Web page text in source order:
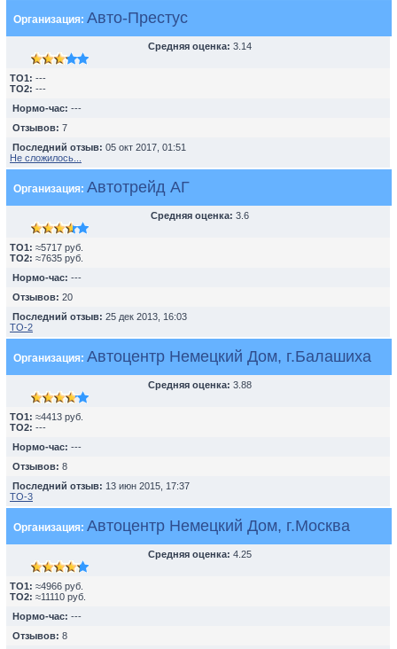
Организация: Авто-Престус
Средняя оценка: 3.14
TO1: ---
TO2: ---
Нормо-час: ---
Отзывов: 7
Последний отзыв: 05 окт 2017, 01:51
Не сложилось...
Организация: Автотрейд АГ
Средняя оценка: 3.6
TO1: ≈5717 руб.
TO2: ≈7635 руб.
Нормо-час: ---
Отзывов: 20
Последний отзыв: 25 дек 2013, 16:03
ТО-2
Организация: Автоцентр Немецкий Дом, г.Балашиха
Средняя оценка: 3.88
TO1: ≈4413 руб.
TO2: ---
Нормо-час: ---
Отзывов: 8
Последний отзыв: 13 июн 2015, 17:37
ТО-3
Организация: Автоцентр Немецкий Дом, г.Москва
Средняя оценка: 4.25
TO1: ≈4966 руб.
TO2: ≈11110 руб.
Нормо-час: ---
Отзывов: 8